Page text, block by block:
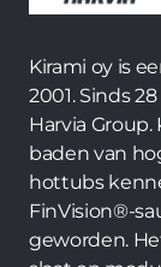
Kirami oy is
2001. Sinds
Harvia
baden van
hottubs
FinVision®-
geworden.